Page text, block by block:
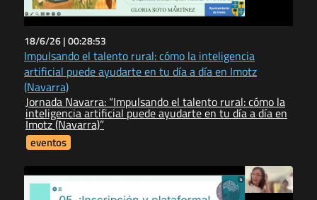
18/6/26 |00:28:53
Impulsando el talento rural: cómo la inteligencia
artificial puede ayudarte en tu día a día en Imotz
(Navarra)
Jornada Navarra: “Impulsando el talento rural: cómo la
inteligencia artificial puede ayudarte en tu día a día en
Imotz (Navarra)”
eventos